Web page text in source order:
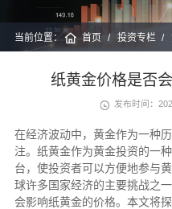
当前位置： 首页 投资专栏
纸黄金价格是否
发布时间：
在经济波动中，黄金作为一种
注。纸黄金作为黄金投资的一
台，使投资者可以方便地参与
球许多国家经济的主要挑战之
会影响纸黄金的价格。本文将